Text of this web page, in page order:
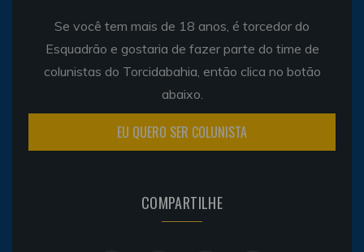
Se você tem mais de 18 anos, é torcedor do
Esquadrão e gostaria de fazer parte do time de
colunistas do Torcidabahia, então clica no botão
abaixo.
EU QUERO SER COLUNISTA
COMPARTILHE